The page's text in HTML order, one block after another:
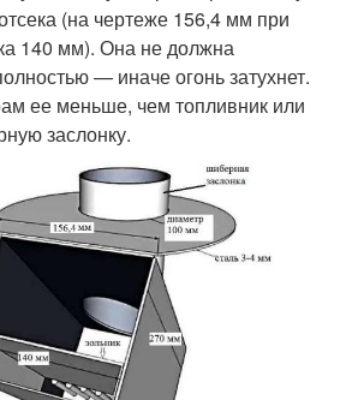
(на чертеже 156,4 мм при
140 мм). Она не должна
— иначе огонь затухнет.
ее меньше, чем топливник или
заслонку.